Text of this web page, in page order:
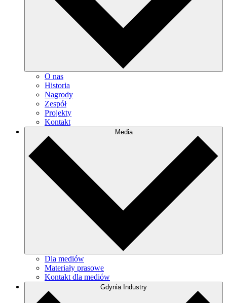
O nas
Historia
Nagrody
Zespół
Projekty
Kontakt
Media
Dla mediów
Materiały prasowe
Kontakt dla mediów
Gdynia Industry